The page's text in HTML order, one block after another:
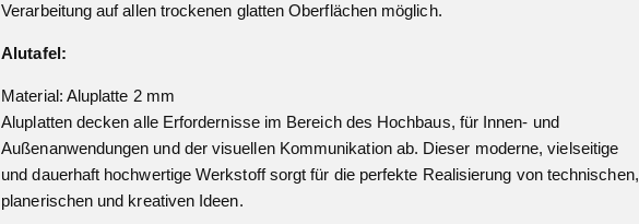
Verarbeitung auf allen trockenen glatten Oberflächen möglich.
Alutafel:
Material: Aluplatte 2 mm
Aluplatten decken alle Erfordernisse im Bereich des Hochbaus, für Innen- und
Außenanwendungen und der visuellen Kommunikation ab. Dieser moderne, vielseitige
und dauerhaft hochwertige Werkstoff sorgt für die perfekte Realisierung von technischen,
planerischen und kreativen Ideen.